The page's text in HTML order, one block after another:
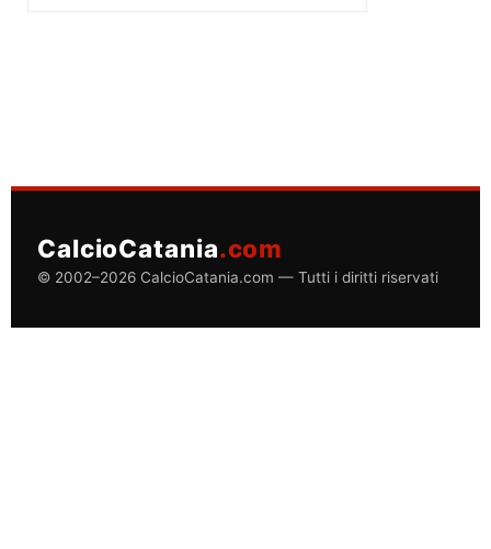
CalcioCatania.com
© 2002–2026 CalcioCatania.com — Tutti i diritti riservati